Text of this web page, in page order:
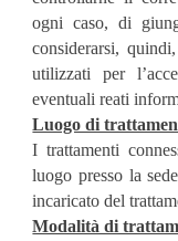
ogni caso, di
considerarsi,
utilizzati per
eventuali reati
Luogo di
I trattamenti
luogo presso la
incaricato del
Modalità di